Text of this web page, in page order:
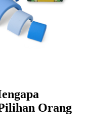
Orang